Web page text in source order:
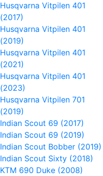
Husqvarna Vitpilen 401
(2017)
Husqvarna Vitpilen 401
(2019)
Husqvarna Vitpilen 401
(2021)
Husqvarna Vitpilen 401
(2023)
Husqvarna Vitpilen 701
(2019)
Indian Scout 69 (2017)
Indian Scout 69 (2019)
Indian Scout Bobber (2019)
Indian Scout Sixty (2018)
KTM 690 Duke (2008)